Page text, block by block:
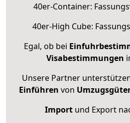
40er-Container:
40er-High Cube:
Egal, ob bei
Visabestimmungen
Unsere Partner
Einführen von
Importund Export